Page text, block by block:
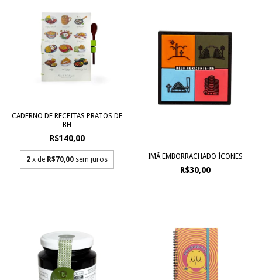
CADERNO DE RECEITAS PRATOS DE
BH
R$140,00
2 x de R$70,00 sem juros IMÃ EMBORRACHADO ÍCONES
R$30,00